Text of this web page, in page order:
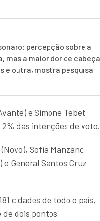
percepção sobre a
mas a maior dor de cabeça
é outra, mostra pesquisa
e Simone Tebet
das intenções de voto.
Sofia Manzano
e General Santos Cruz
cidades de todo o país,
dois pontos